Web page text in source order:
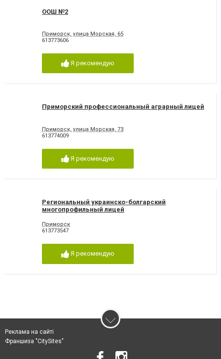
ООШ №2
Приморск, улица Морская, 65
613773606
Я рекомендую
Приморский профессиональный аграрный лицей
Приморск, улица Морская, 73
613774009
Я рекомендую
Региональный украинско-болгарский
многопрофильный лицей
Приморск
613773547
Я рекомендую
Реклама на сайті
Франшиза "CitySites"